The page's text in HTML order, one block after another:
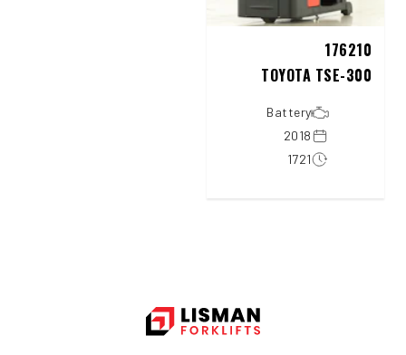
176210
TOYOTA TSE-300
Battery
2018
1721